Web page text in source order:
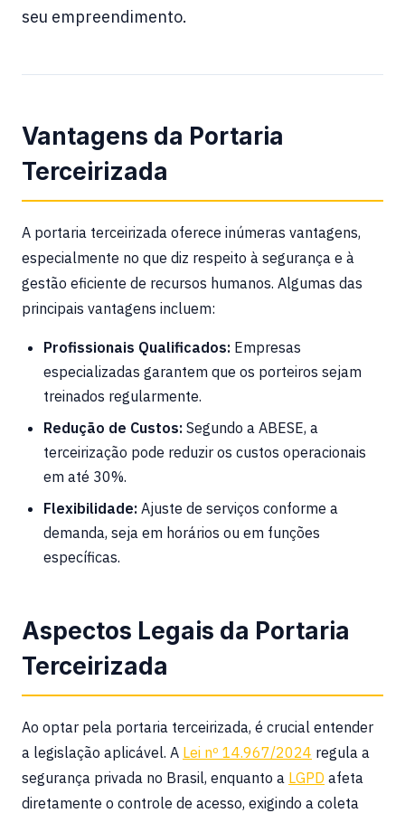
seu empreendimento.
Vantagens da Portaria
Terceirizada
A portaria terceirizada oferece inúmeras vantagens,
especialmente no que diz respeito à segurança e à
gestão eficiente de recursos humanos. Algumas das
principais vantagens incluem:
Profissionais Qualificados: Empresas
especializadas garantem que os porteiros sejam
treinados regularmente.
Redução de Custos: Segundo a ABESE, a
terceirização pode reduzir os custos operacionais
em até 30%.
Flexibilidade: Ajuste de serviços conforme a
demanda, seja em horários ou em funções
específicas.
Aspectos Legais da Portaria
Terceirizada
Ao optar pela portaria terceirizada, é crucial entender
a legislação aplicável. A Lei nº 14.967/2024 regula a
segurança privada no Brasil, enquanto a LGPD afeta
diretamente o controle de acesso, exigindo a coleta